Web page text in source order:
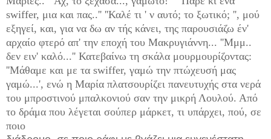
swiffer, μια και πας..'' ''Καλέ τι ' ν αυτό; το ξωτικό; '', μού
εξηγεί, και, για να δω αν τής κάνει, της παρουσιάζω έν'
αρχαίο φτερό απ' την εποχή του Μακρυγιάννη... ''Μμμ..
δεν ειν' καλό...'' Κατεβαίνω τη σκάλα μουρμουρίζοντας:
''Μάθαμε και με τα swiffer, γαμώ την πτώχευσή μας
γαμώ...', ενώ η Μαρία πλατσουρίζει πανευτυχής στα νερά
του μπροστινού μπαλκονιού σαν την μικρή Λουλού. Από
το δράμα που λέγεται σούπερ μάρκετ, τι υπάρχει, πού, σε
ποιο